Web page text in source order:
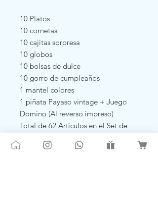
10 Platos
10 cornetas
10 cajitas sorpresa
10 globos
10 bolsas de dulce
10 gorro de cumpleaños
1 mantel colores
1 piñata Payaso vintage + Juego
Domino (Al reverso impreso)
Total de 62 Articulos en el Set de
$14.950 IVA incluido